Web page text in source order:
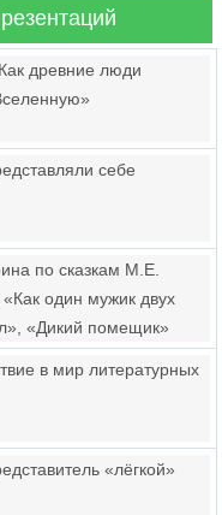
древние люди
себе
по сказкам М.Е.
один мужик двух
«Дикий помещик»
в мир литературных
«лёгкой»